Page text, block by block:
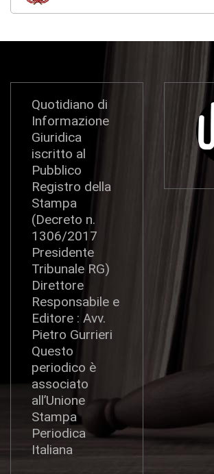
Quotidiano di
Informazione
Giuridica
iscritto al
Pubblico
Registro della
Stampa
(Decreto n.
1306/2017
Presidente
Tribunale RG)
Direttore
Responsabile e
Editore : Avv.
Pietro Gurrieri
Questo
periodico è
associato
all’Unione
Stampa
Periodica
Italiana